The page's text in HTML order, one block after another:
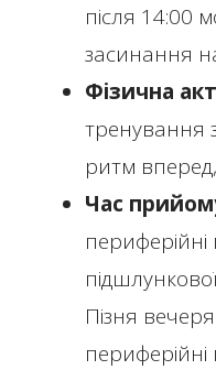
після 14:00
засинання
Фізична
тренування
ритм
Час
Пізня